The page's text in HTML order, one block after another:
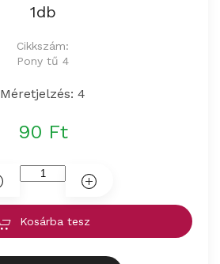
1db
Cikkszám:
Pony tű 4
Méretjelzés: 4
90 Ft
Kosárba tesz